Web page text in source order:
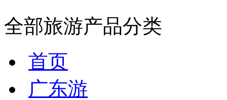
全部旅游产品分类
首页
广东游